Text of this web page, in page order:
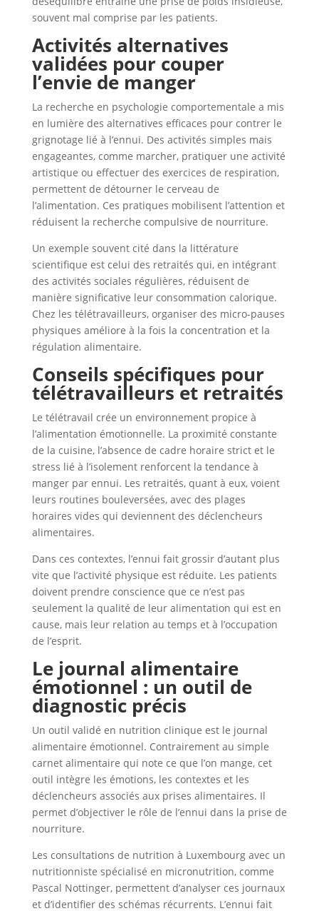
souvent mal comprise par les patients.
Activités alternatives
validées pour couper
l’envie de manger
La recherche en psychologie comportementale a mis
en lumière des alternatives efficaces pour contrer le
grignotage lié à l’ennui. Des activités simples mais
engageantes, comme marcher, pratiquer une activité
artistique ou effectuer des exercices de respiration,
permettent de détourner le cerveau de
l’alimentation. Ces pratiques mobilisent l’attention et
réduisent la recherche compulsive de nourriture.
Un exemple souvent cité dans la littérature
scientifique est celui des retraités qui, en intégrant
des activités sociales régulières, réduisent de
manière significative leur consommation calorique.
Chez les télétravailleurs, organiser des micro-pauses
physiques améliore à la fois la concentration et la
régulation alimentaire.
Conseils spécifiques pour
télétravailleurs et retraités
Le télétravail crée un environnement propice à
l’alimentation émotionnelle. La proximité constante
de la cuisine, l’absence de cadre horaire strict et le
stress lié à l’isolement renforcent la tendance à
manger par ennui. Les retraités, quant à eux, voient
leurs routines bouleversées, avec des plages
horaires vides qui deviennent des déclencheurs
alimentaires.
Dans ces contextes, l’ennui fait grossir d’autant plus
vite que l’activité physique est réduite. Les patients
doivent prendre conscience que ce n’est pas
seulement la qualité de leur alimentation qui est en
cause, mais leur relation au temps et à l’occupation
de l’esprit.
Le journal alimentaire
émotionnel : un outil de
diagnostic précis
Un outil validé en nutrition clinique est le journal
alimentaire émotionnel. Contrairement au simple
carnet alimentaire qui note ce que l’on mange, cet
outil intègre les émotions, les contextes et les
déclencheurs associés aux prises alimentaires. Il
permet d’objectiver le rôle de l’ennui dans la prise de
nourriture.
Les consultations de nutrition à Luxembourg avec un
nutritionniste spécialisé en micronutrition, comme
Pascal Nottinger, permettent d’analyser ces journaux
et d’identifier des schémas récurrents. L’ennui fait